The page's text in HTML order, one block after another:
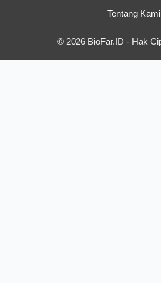
Tentang Kami
© 2026 BioFar.ID - Hak